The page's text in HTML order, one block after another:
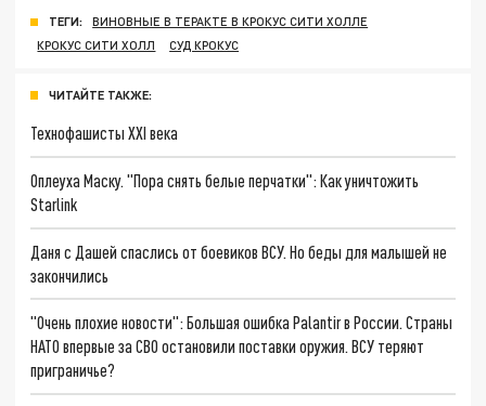
ТЕГИ:
ВИНОВНЫЕ В ТЕРАКТЕ В КРОКУС СИТИ ХОЛЛЕ
КРОКУС СИТИ ХОЛЛ
СУД КРОКУС
ЧИТАЙТЕ ТАКЖЕ:
Технофашисты XXI века
Оплеуха Маску. "Пора снять белые перчатки": Как уничтожить
Starlink
Даня с Дашей спаслись от боевиков ВСУ. Но беды для малышей не
закончились
"Очень плохие новости": Большая ошибка Palantir в России. Страны
НАТО впервые за СВО остановили поставки оружия. ВСУ теряют
приграничье?